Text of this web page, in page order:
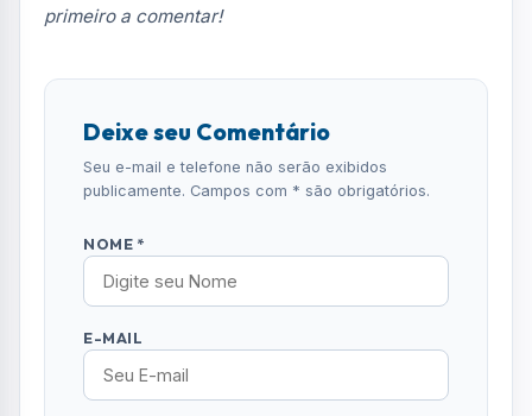
COMENTÁRIO *
ENVIAR COMENTÁRIO